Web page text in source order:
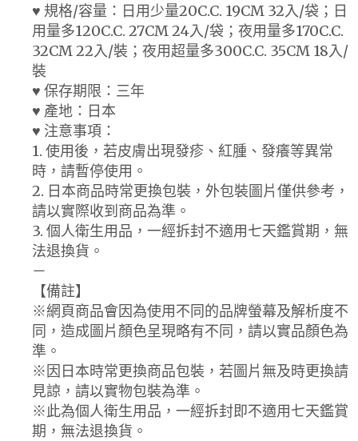
♥ 規格/容量：日用少量20C.C. 19CM 32入/袋；日
用量多120C.C. 27CM 24入/袋；夜用量多170C.C.
32CM 22入/裝；夜用超量多300C.C. 35CM 18入/
裝
♥ 保存期限：三年
♥ 產地：日本
♥ 注意事項：
1. 使用後，若皮膚出現發疹、紅腫、發癢等異常
時，請暫停使用。
2. 日本商品時常更換包裝，外包裝圖片僅供參考，
請以實際收到商品為準。
3. 個人衛生用品，一經拆封不適用七天鑑賞期，無
法退換貨。
－
【備註】
※網頁商品會因為使用不同的品牌螢幕及解析度不
同，造成圖片顏色呈現略有不同，請以實品顏色為
準。
※因日本時常更換商品包裝，若圖片無及時更換請
見諒，請以實物包裝為準。
※此為個人衛生用品，一經拆封即不適用七天鑑賞
期，無法退換貨。